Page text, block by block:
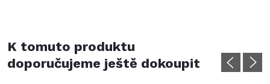
K tomuto produktu
doporučujeme ještě dokoupit